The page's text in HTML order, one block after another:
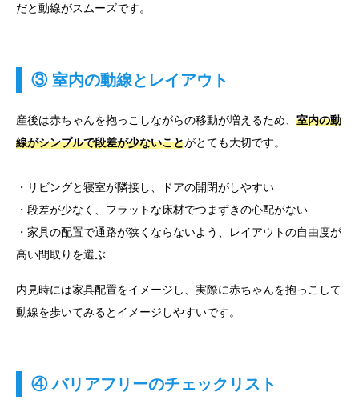
だと動線がスムーズです。
③ 室内の動線とレイアウト
産後は赤ちゃんを抱っこしながらの移動が増えるため、 室内の動
線がシンプルで段差が少ないことがとても大切です。
・リビングと寝室が隣接し、ドアの開閉がしやすい
・段差が少なく、フラットな床材でつまずきの心配がない
・家具の配置で通路が狭くならないよう、レイアウトの自由度が
高い間取りを選ぶ
内見時には家具配置をイメージし、実際に赤ちゃんを抱っこして
動線を歩いてみるとイメージしやすいです。
④ バリアフリーのチェックリスト